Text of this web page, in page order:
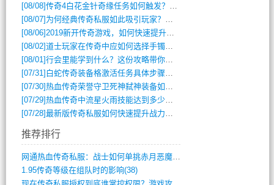
[08/08]传奇4白花金针奇缘任务如何触发？完整攻略解析
[08/07] 为何经典传奇私服如此吸引玩家？深度攻略解析
[08/06]2019新开传奇游戏，如何快速提升角色等级？
[08/02]道士玩家在传奇中应如何选择手镯装备？
[08/01]行会里能学到什么？这份攻略带你全掌握
[07/31] 白蛇传奇装备格激活任务具体步骤是什么？如何完成？
[07/30]热血传奇荣誉守卫死神弑神装备如何获取与佩戴攻略？
[07/29]热血传奇中流星火雨技能达到多少级可以开始练装备？
[07/28]最新版传奇私服如何快速提升战力与获取稀有装备？
推荐排行
网通热血传奇私服：战士如何单挑赤月恶魔？(311)
1.95传奇等级在组队时的影响(38)